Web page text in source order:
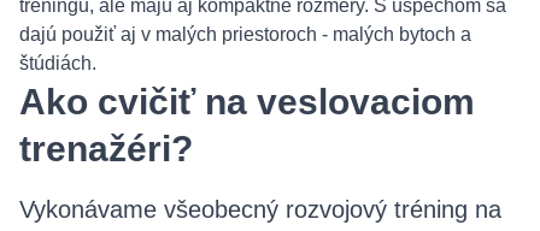
tréningu, ale majú aj kompaktné rozmery. S úspechom sa
dajú použiť aj v malých priestoroch - malých bytoch a
štúdiách.
Ako cvičiť na veslovaciom
trenažéri?
Vykonávame všeobecný rozvojový tréning na